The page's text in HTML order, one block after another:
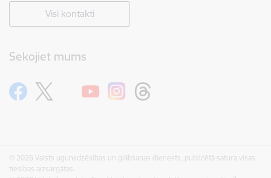
Visi kontakti
Sekojiet mums
© 2026 Valsts ugunsdzēsības un glābšanas dienests, publicētā satura visas
tiesības aizsargātas.